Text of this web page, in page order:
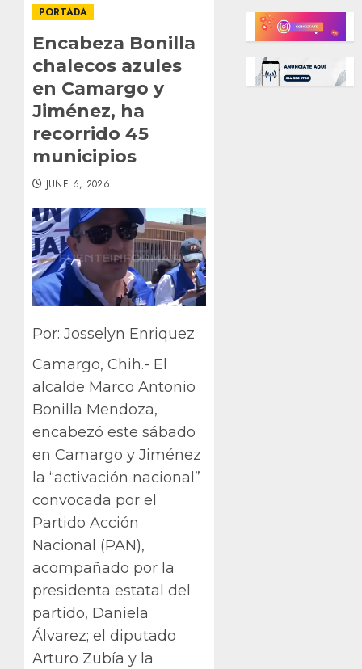
PORTADA
Encabeza Bonilla
chalecos azules
en Camargo y
Jiménez, ha
recorrido 45
municipios
JUNE 6, 2026
Por: Josselyn Enriquez
Camargo, Chih.- El
alcalde Marco Antonio
Bonilla Mendoza,
encabezó este sábado
en Camargo y Jiménez
la “activación nacional”
convocada por el
Partido Acción
Nacional (PAN),
acompañado por la
presidenta estatal del
partido, Daniela
Álvarez; el diputado
Arturo Zubía y la